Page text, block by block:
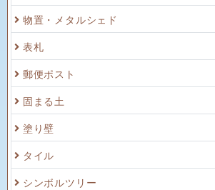
物置・メタルシェド
表札
郵便ポスト
固まる土
塗り壁
タイル
シンボルツリー